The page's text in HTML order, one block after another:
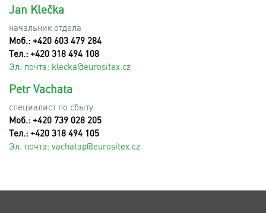
Jan Klečka
начальник отдела
Моб.: +420 603 479 284
Тел.: +420 318 494 108
Эл. почта: klecka@eurositex.cz
Petr Vachata
специалист по сбыту
Моб.: +420 739 028 205
Тел.: +420 318 494 105
Эл. почта: vachatap@eurositex.cz